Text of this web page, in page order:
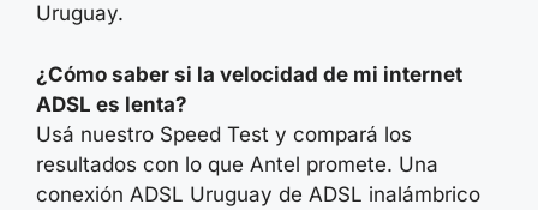
Uruguay.
¿Cómo saber si la velocidad de mi internet
ADSL es lenta?
Usá nuestro Speed Test y compará los
resultados con lo que Antel promete. Una
conexión ADSL Uruguay de ADSL inalámbrico